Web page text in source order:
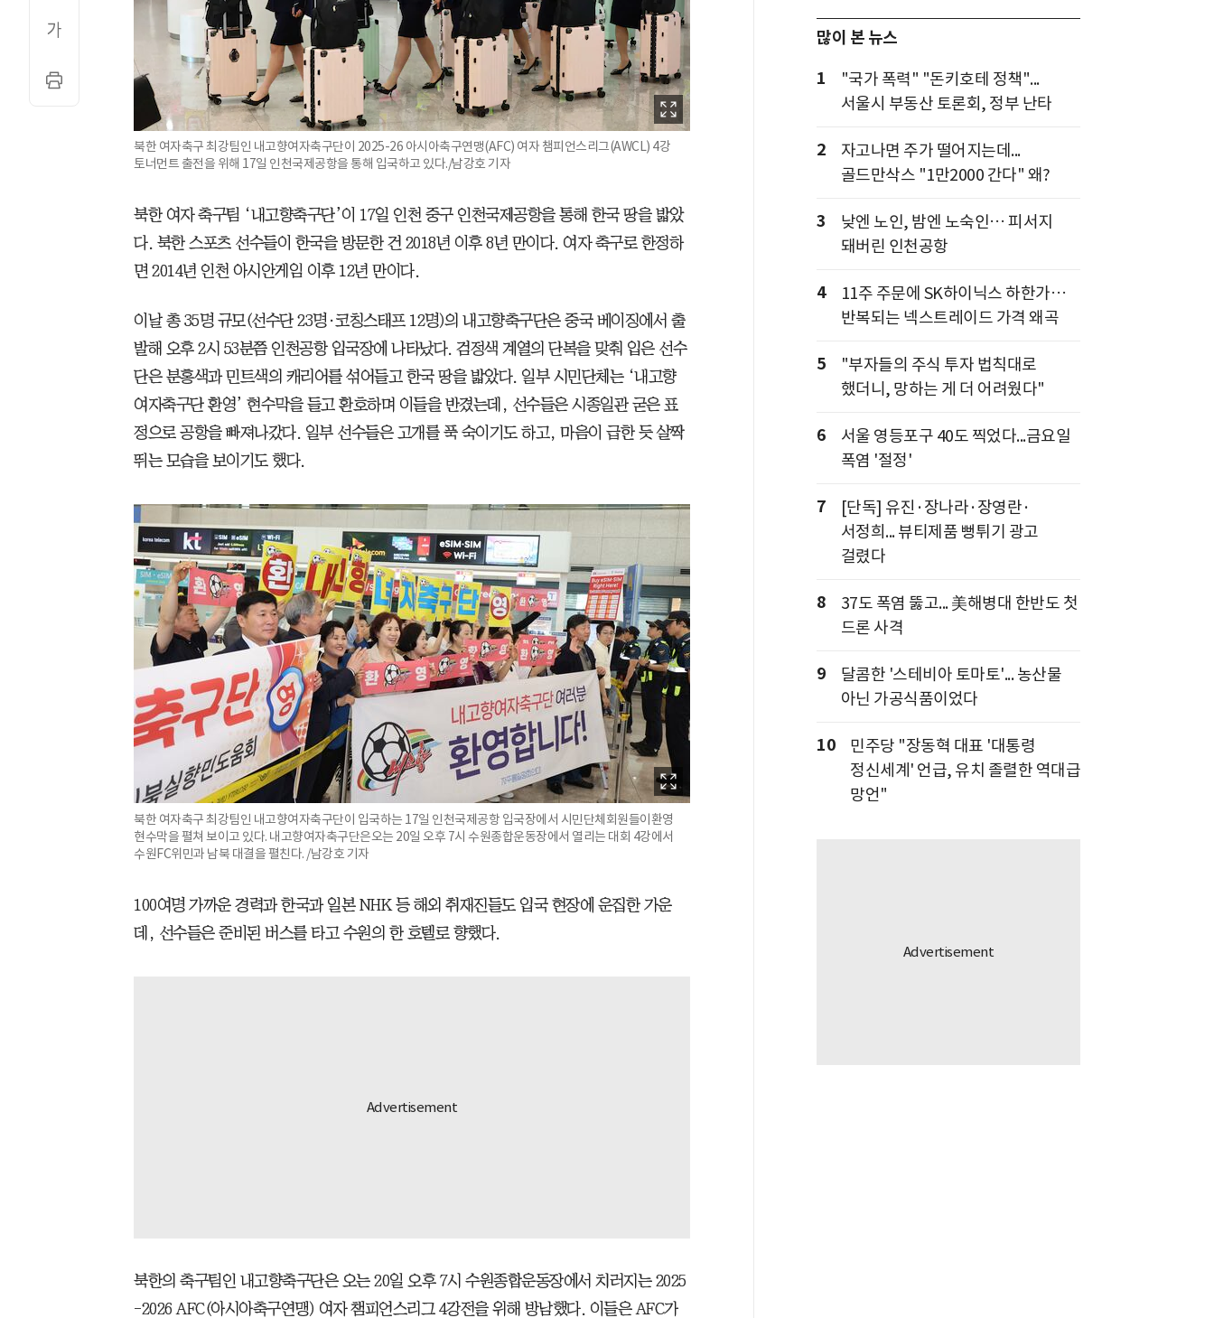
북한 여자축구 최강팀인 내고향여자축구단이 2025-26 아시아축구연맹(AFC) 여자 챔피언스리그(AWCL) 4강
토너먼트 출전을 위해 17일 인천국제공항을 통해 입국하고 있다./남강호 기자
북한 여자 축구팀 ‘내고향축구단’이 17일 인천 중구 인천국제공항을 통해 한국 땅을 밟았
다. 북한 스포츠 선수들이 한국을 방문한 건 2018년 이후 8년 만이다. 여자 축구로 한정하
면 2014년 인천 아시안게임 이후 12년 만이다.
이날 총 35명 규모(선수단 23명·코칭스태프 12명)의 내고향축구단은 중국 베이징에서 출
발해 오후 2시 53분쯤 인천공항 입국장에 나타났다. 검정색 계열의 단복을 맞춰 입은 선수
단은 분홍색과 민트색의 캐리어를 섞어들고 한국 땅을 밟았다. 일부 시민단체는 ‘내고향
여자축구단 환영’ 현수막을 들고 환호하며 이들을 반겼는데, 선수들은 시종일관 굳은 표
정으로 공항을 빠져나갔다. 일부 선수들은 고개를 푹 숙이기도 하고, 마음이 급한 듯 살짝
뛰는 모습을 보이기도 했다.
북한 여자축구 최강팀인 내고향여자축구단이 입국하는 17일 인천국제공항 입국장에서 시민단체회원들이환영
현수막을 펼쳐 보이고 있다. 내고향여자축구단은오는 20일 오후 7시 수원종합운동장에서 열리는 대회 4강에서
수원FC위민과 남북 대결을 펼친다. /남강호 기자
100여명 가까운 경력과 한국과 일본 NHK 등 해외 취재진들도 입국 현장에 운집한 가운
데, 선수들은 준비된 버스를 타고 수원의 한 호텔로 향했다.
북한의 축구팀인 내고향축구단은 오는 20일 오후 7시 수원종합운동장에서 치러지는 2025
-2026 AFC(아시아축구연맹) 여자 챔피언스리그 4강전을 위해 방남했다. 이들은 AFC가
많이 본 뉴스
1
"국가 폭력" "돈키호테 정책"...
서울시 부동산 토론회, 정부 난타
2
자고나면 주가 떨어지는데...
골드만삭스 "1만2000 간다" 왜?
3
낮엔 노인, 밤엔 노숙인… 피서지
돼버린 인천공항
4
11주 주문에 SK하이닉스 하한가…
반복되는 넥스트레이드 가격 왜곡
5
"부자들의 주식 투자 법칙대로
했더니, 망하는 게 더 어려웠다"
6
서울 영등포구 40도 찍었다...금요일
폭염 '절정'
7
[단독] 유진·장나라·장영란·
서정희... 뷰티제품 뻥튀기 광고
걸렸다
8
37도 폭염 뚫고... 美해병대 한반도 첫
드론 사격
9
달콤한 '스테비아 토마토'... 농산물
아닌 가공식품이었다
10
민주당 "장동혁 대표 '대통령
정신세계' 언급, 유치 졸렬한 역대급
망언"